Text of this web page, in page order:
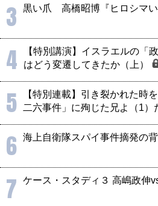
3 黒い爪 高橋昭博『ヒロシマい
4
【特別講演】イスラエルの「
はどう変遷してきたか（上）
5
【特別連載】引き裂かれた時
二六事件」に殉じた兄よ（1）
6 海上自衛隊スパイ事件摘発の
7 ケース・スタディ３ 高嶋政伸